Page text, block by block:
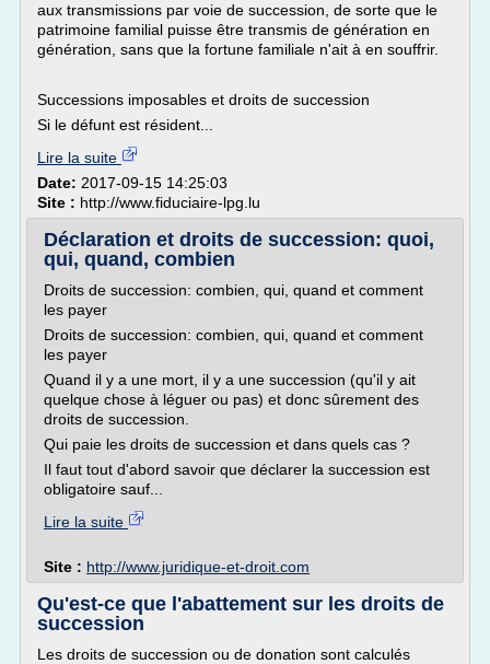
aux transmissions par voie de succession, de sorte que le
patrimoine familial puisse être transmis de génération en
génération, sans que la fortune familiale n'ait à en souffrir.
Successions imposables et droits de succession
Si le défunt est résident...
Lire la suite
Date: 2017-09-15 14:25:03
Site : http://www.fiduciaire-lpg.lu
Déclaration et droits de succession: quoi,
qui, quand, combien
Droits de succession: combien, qui, quand et comment
les payer
Droits de succession: combien, qui, quand et comment
les payer
Quand il y a une mort, il y a une succession (qu'il y ait
quelque chose à léguer ou pas) et donc sûrement des
droits de succession.
Qui paie les droits de succession et dans quels cas ?
Il faut tout d'abord savoir que déclarer la succession est
obligatoire sauf...
Lire la suite
Site : http://www.juridique-et-droit.com
Qu'est-ce que l'abattement sur les droits de
succession
Les droits de succession ou de donation sont calculés